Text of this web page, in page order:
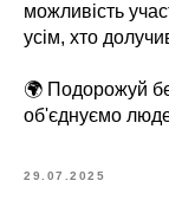
можливість
усім, хто
🌍 Подорожуй
об'єднуємо
29.07.2025